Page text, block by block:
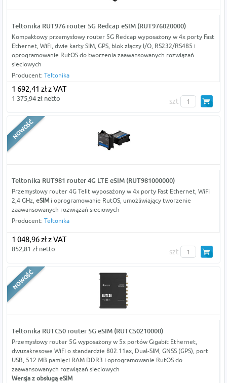
Teltonika RUT976 router 5G Redcap eSIM (RUT976020000)
Kompaktowy przemysłowy router 5G Redcap wyposażony w 4x porty Fast
Ethernet, WiFi, dwie karty SIM, GPS, blok złączy I/O, RS232/RS485 i
oprogramowanie RutOS do tworzenia zaawansowanych rozwiązań
sieciowych
Producent: Teltonika
1 692,41 zł z VAT
1 375,94 zł netto szt
Teltonika RUT981 router 4G LTE eSIM (RUT981000000)
Przemysłowy router 4G Telit wyposażony w 4x porty Fast Ethernet, WiFi
2,4 GHz, eSIMi oprogramowanie RutOS, umożliwiający tworzenie
zaawansowanych rozwiązań sieciowych
Producent: Teltonika
1 048,96 zł z VAT
852,81 zł netto szt
Teltonika RUTC50 router 5G eSIM (RUTC50210000)
Przemysłowy router 5G wyposażony w 5x portów Gigabit Ethernet,
dwuzakresowe WiFi o standardzie 802.11ax, Dual-SIM, GNSS (GPS), port
USB, 512 MB pamięci RAM DDR3 i oprogramowanie RutOS do
zaawansowanych rozwiązań sieciowych
Wersja z obsługą eSIM